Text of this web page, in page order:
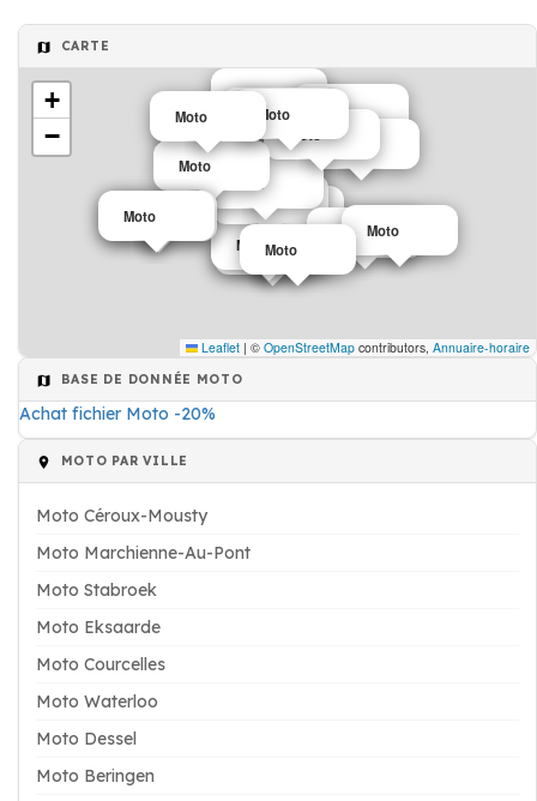
CARTE
Moto
Moto
Moto
Moto
Moto
Moto
Moto
Moto
Moto
Moto
Moto
Moto
Moto
Moto
Moto
Moto
Moto
Moto
+
−
Leaflet | © OpenStreetMap contributors, Annuaire-horaire
BASE DE DONNÉE MOTO
Achat fichier Moto -20%
MOTO PAR VILLE
Moto Céroux-Mousty
Moto Marchienne-Au-Pont
Moto Stabroek
Moto Eksaarde
Moto Courcelles
Moto Waterloo
Moto Dessel
Moto Beringen